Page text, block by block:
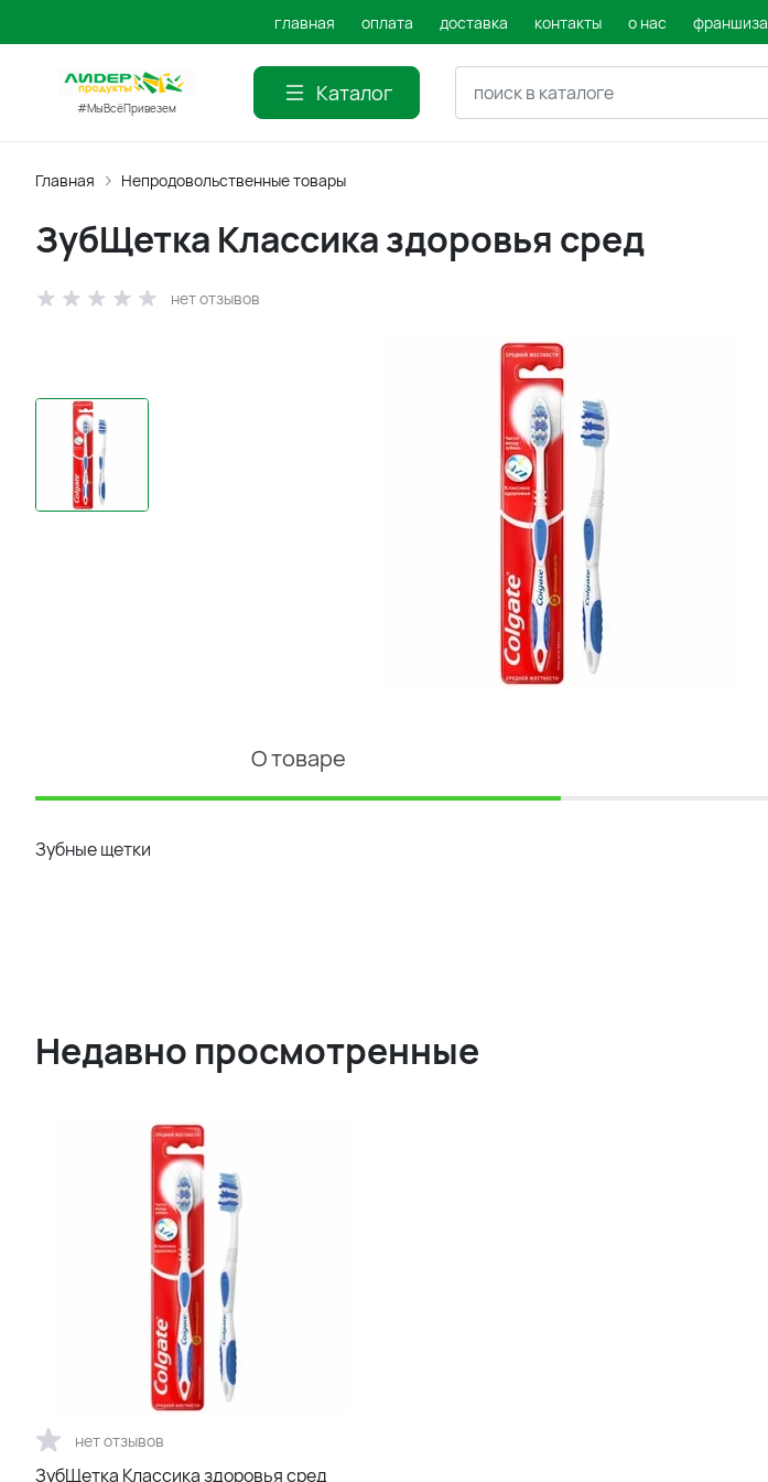
главная оплата доставка контакты о нас франшиза
#МыВсёПривезем
Каталог
Главная Непродовольственные товары
ЗубЩетка Классика здоровья сред
нет отзывов
О товаре
Зубные щетки
Недавно просмотренные
нет отзывов
ЗубЩетка Классика здоровья сред